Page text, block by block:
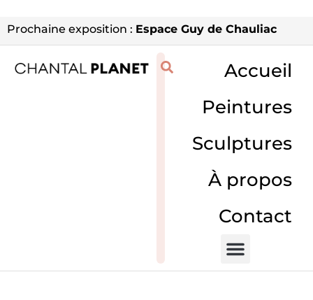
Prochaine exposition : Espace Guy de Chauliac
Accueil
Peintures
Sculptures
À propos
Contact